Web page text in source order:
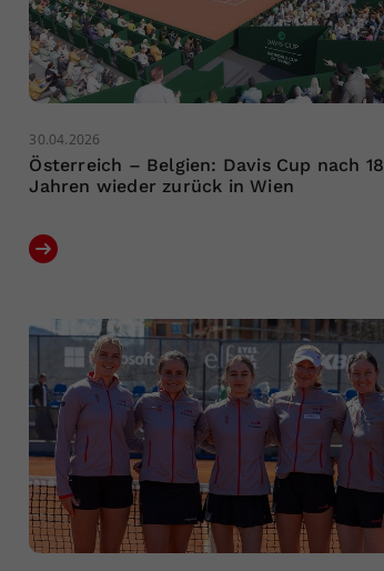
30.04.2026
Österreich – Belgien: Davis Cup nach 18
Jahren wieder zurück in Wien